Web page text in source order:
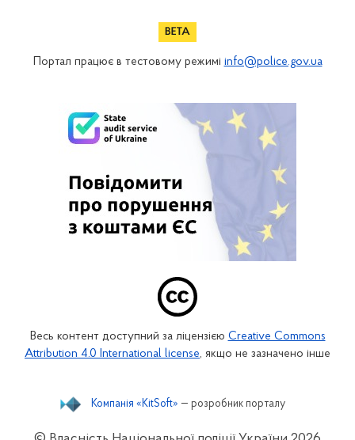
Портал працює в тестовому режимі info@police.gov.ua
Весь контент доступний за ліцензією Creative Commons
Attribution 4.0 International license, якщо не зазначено інше
Компанія «KitSoft» — розробник порталу